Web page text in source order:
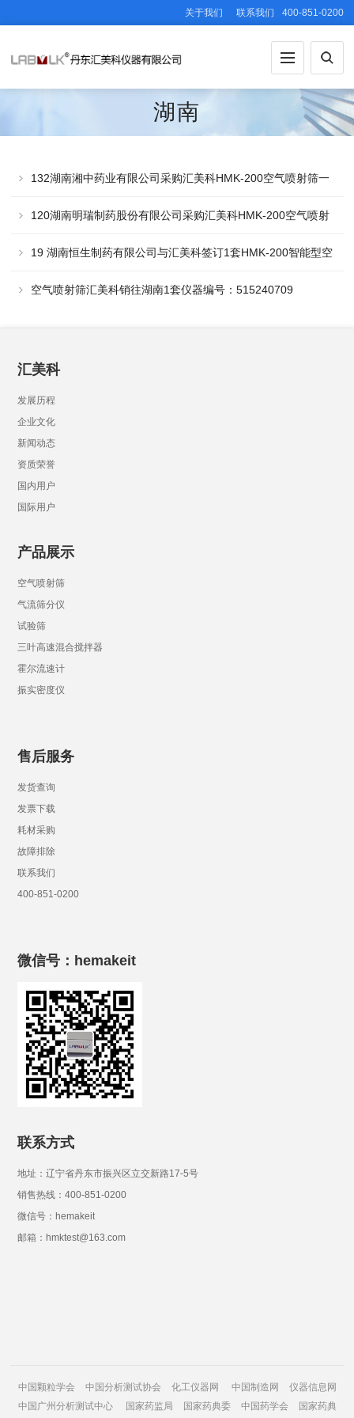
关于我们 联系我们 400-851-0200
湖南
132湖南湘中药业有限公司采购汇美科HMK-200空气喷射筛一
套
120湖南明瑞制药股份有限公司采购汇美科HMK-200空气喷射
筛一套
19 湖南恒生制药有限公司与汇美科签订1套HMK-200智能型空
气喷射筛采购合同
空气喷射筛汇美科销往湖南1套仪器编号：515240709
汇美科
发展历程
企业文化
新闻动态
资质荣誉
国内用户
国际用户
产品展示
空气喷射筛
气流筛分仪
试验筛
三叶高速混合搅拌器
霍尔流速计
振实密度仪
售后服务
发货查询
发票下载
耗材采购
故障排除
联系我们
400-851-0200
微信号：hemakeit
联系方式
地址：辽宁省丹东市振兴区立交新路17-5号
销售热线：400-851-0200
微信号：hemakeit
邮箱：hmktest@163.com
中国颗粒学会 中国分析测试协会 化工仪器网 中国制造网
仪器信息网
中国广州分析测试中心
国家药监局 国家药典委 中国药学会 国家药典